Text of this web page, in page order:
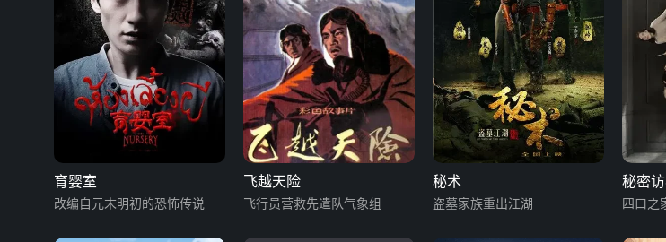
育婴室
改编自元末明初的恐怖传说
飞越天险
飞行员营救先遣队气象组
秘术
盗墓家族重出江湖
秘密
四口之